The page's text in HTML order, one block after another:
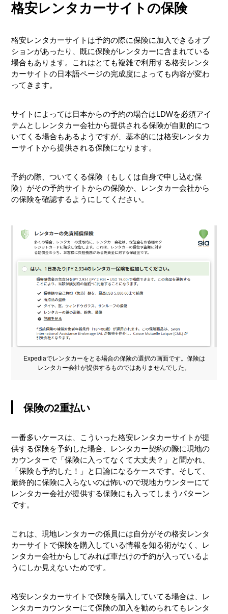
格安レンタカーサイトの保険
格安レンタカーサイトは予約の際に保険に加入できるオプ
ションがあったり、既に保険がレンタカーに含まれている
場合もあります。これはとても複雑で利用する格安レンタ
カーサイトの日本語ページの完成度によっても内容が変わ
ってきます。
サイトによっては日本からの予約の場合はLDWを必須アイ
テムとしレンタカー会社から提供される保険が自動的につ
いてくる場合もあるようですが、基本的には格安レンタカ
ーサイトから提供される保険になります。
予約の際、ついてくる保険（もしくは自身で申し込む保
険）がその予約サイトからの保険か、レンタカー会社から
の保険を確認するようにしてください。
Expediaでレンタカーをとる場合の保険の選択の画面です。保険は
レンタカー会社が提供するものではありませんでした。
保険の2重払い
一番多いケースは、こういった格安レンタカーサイトが提
供する保険を予約した場合、レンタカー契約の際に現地の
カウンターで「保険に入ってなくて大丈夫？」と聞かれ、
「保険も予約した！」と口論になるケースです。そして、
最終的に保険に入らないのは怖いので現地カウンターにて
レンタカー会社が提供する保険にも入ってしまうパターン
です。
これは、現地レンタカーの係員には自分がその格安レンタ
カーサイトで保険を購入している情報を知る術がなく、レ
ンタカー会社からしてみれば車だけの予約が入っているよ
うにしか見えないためです。
格安レンタカーサイトで保険を購入していてる場合は、レ
ンタカーカウンターにて保険の加入を勧められてもレンタ